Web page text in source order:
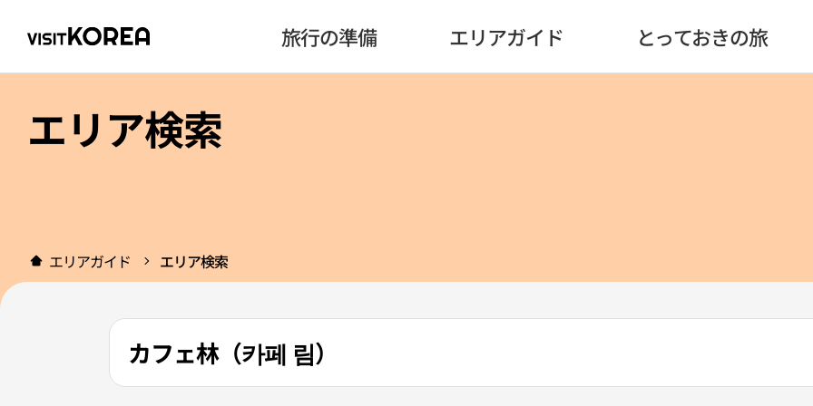
旅行の準備 エリアガイド とっておきの旅
エリア検索
エリアガイド エリア検索
カフェ林（카페 림）